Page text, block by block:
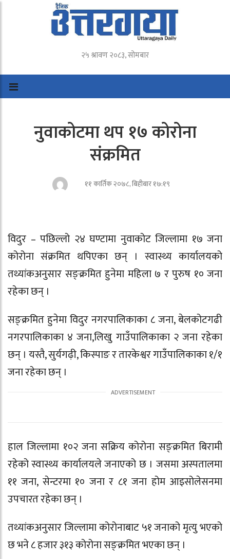
२५ श्रावण २०८३, सोमबार
नुवाकोटमा थप १७ कोरोना
संक्रमित
११ कार्तिक २०७८, बिहीबार १७:१९
विदुर – पछिल्लो २४ घण्टामा नुवाकोट जिल्लामा १७ जना
कोरोना संक्रमित थपिएका छन् । स्वास्थ्य कार्यालयको
तथ्यांकअनुसार सङ्क्रमित हुनेमा महिला ७ र पुरुष १० जना
रहेका छन् ।
सङ्क्रमित हुनेमा विदुर नगरपालिकाका ८ जना, बेलकोटगढी
नगरपालिकाका ४ जना,लिखु गाउँपालिकाका २ जना रहेका
छन् । यस्तै, सुर्यगढ़ी, किस्पाङ र तारकेश्वर गाउँपालिकाका १/१
जना रहेका छन् ।
हाल जिल्लामा १०२ जना सक्रिय कोरोना सङ्क्रमित बिरामी
रहेको स्वास्थ्य कार्यालयले जनाएको छ । जसमा अस्पतालमा
११ जना, सेन्टरमा १० जना र ८१ जना होम आइसोलेसनमा
उपचारत रहेका छन् ।
तथ्यांकअनुसार जिल्लामा कोरोनाबाट ५१ जनाको मृत्यु भएको
छ भने ८ हजार ३१३ कोरोना सङ्क्रमित भएका छन् ।